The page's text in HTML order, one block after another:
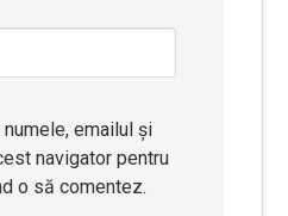
emailul și
navigator pentru
o să comentez.